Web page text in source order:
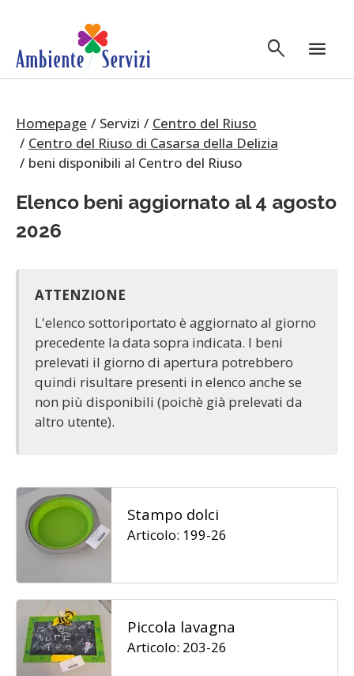
Vai al contenuto principale
search menu
Homepage Servizi
Centro del Riuso
Centro del Riuso di Casarsa della Delizia
beni disponibili al Centro del Riuso
Elenco beni aggiornato al 4 agosto
2026
ATTENZIONE
L'elenco sottoriportato è aggiornato al giorno
precedente la data sopra indicata. I beni
prelevati il giorno di apertura potrebbero
quindi risultare presenti in elenco anche se
non più disponibili (poichè già prelevati da
altro utente).
Stampo dolci
Articolo: 199-26
Piccola lavagna
Articolo: 203-26